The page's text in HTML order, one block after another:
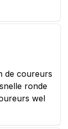
de coureurs
ronde
wel